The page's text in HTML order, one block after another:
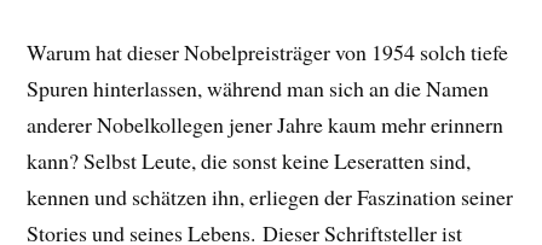
Warum hat dieser Nobelpreisträger von 1954 solch tiefe
Spuren hinterlassen, während man sich an die Namen
anderer Nobelkollegen jener Jahre kaum mehr erinnern
kann? Selbst Leute, die sonst keine Leseratten sind,
kennen und schätzen ihn, erliegen der Faszination seiner
Stories und seines Lebens. Dieser Schriftsteller ist